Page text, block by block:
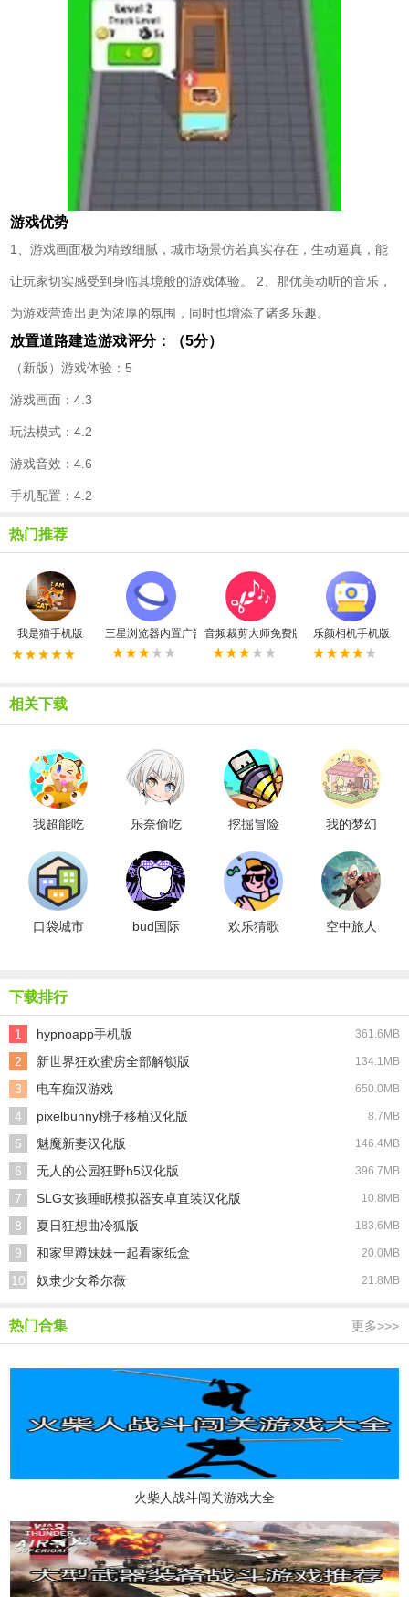
游戏优势
1、游戏画面极为精致细腻，城市场景仿若真实存在，生动逼真，能
让玩家切实感受到身临其境般的游戏体验。 2、那优美动听的音乐，
为游戏营造出更为浓厚的氛围，同时也增添了诸多乐趣。
放置道路建造游戏评分：（5分）
（新版）游戏体验：5
游戏画面：4.3
玩法模式：4.2
游戏音效：4.6
手机配置：4.2
热门推荐
我是猫手机版 三星浏览器内置广告拦截器最新版
音频裁剪大师免费版 乐颜相机手机版
相关下载
我超能吃
乐奈偷吃
版
挖掘冒险
我的梦幻
口袋城市
bud国际
欢乐猜歌
空中旅人
下载排行
1 hypnoapp手机版 361.6MB
2 新世界狂欢蜜房全部解锁版 134.1MB
3 电车痴汉游戏 650.0MB
4 pixelbunny桃子移植汉化版 8.7MB
5 魅魔新妻汉化版 146.4MB
6 无人的公园狂野h5汉化版 396.7MB
7 SLG女孩睡眠模拟器安卓直装汉化版 10.8MB
8 夏日狂想曲冷狐版 183.6MB
9 和家里蹲妹妹一起看家纸盒 20.0MB
10 奴隶少女希尔薇 21.8MB
热门合集 更多>>>
火柴人战斗闯关游戏大全